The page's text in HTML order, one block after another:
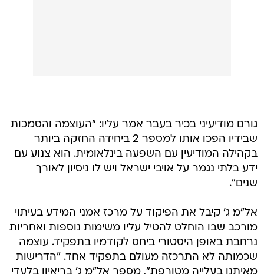
גורם מודיעיני בכיר בעבר אמר עליו: "העוצמה והסמכות
שבידיו הפכו אותו למספר 2 ביחידה החזקה ביותר
בקהילה המודיעין עם השפעה בינלאומית. הוא צנוע עם
ידע בלתי נגמר על אויבי ישראל ויש לו ניסיון לאורך
שנים".
אל"מ ג' קיבל את הפיקוד על מרכז אמני המידע בעיתוי
מורכב שבו הוחלט להטיל עליו משימות נוספות ואחריות
נרחבת באופן היסטורי ביחס לקודמיו בתפקיד. עוצמה
שכמותה לא התרכזה מעולם בתפקיד אחד. "הדרישות